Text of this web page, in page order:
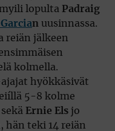
lopulta Padraig
n uusinnassa.
reiän jälkeen
kolmella.
hyökkäsivät
5-8 kolme
sekä Ernie Els jo
hän teki 14 reiän